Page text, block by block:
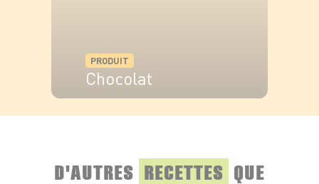
PRODUIT
Chocolat
D'AUTRES RECETTES QUE